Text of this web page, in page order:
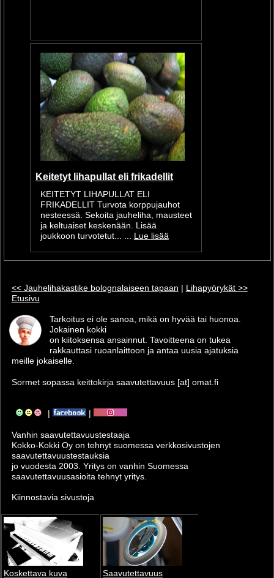
Keitetyt lihapullat eli frikadellit
KEITETYT LIHAPULLAT ELI
FRIKADELLIT Turvota korppujauhot
nesteessä. Sekoita jauheliha, mausteet
ja keltuaiset keskenään. Lisää
joukkoon turvotetut... ... Lue lisää
<< Jauhelihakastike bolognalaiseen tapaan | Lihapyörykät >>
Etusivu
Tarkoitus ei ole sanoa, mikä on hyvää tai huonoa.
Jokainen kokki
on kiitoksensa ansainnut. Tavoitteena on tukea
rakkauttasi ruoanlaittoon ja antaa uusia ajatuksia
meille jokaiselle.
Sormet sopassa keittokirja saavutettavuus [at] omat.fi
Vanhin saavutettavuus­testaaja
Kokko-Kokki Oy on tehnyt suomessa verkkosivustojen
saavutettavuus­testauksia
jo vuodesta 2003. Yritys on vanhin Suomessa
saavutettavuusasioita tehnyt yritys.
Kiinnostavia sivustoja
Koskettava kuva Saavutettavuus